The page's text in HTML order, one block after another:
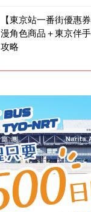
【東京站一番街優惠
漫角色商品＋東京伴
攻略